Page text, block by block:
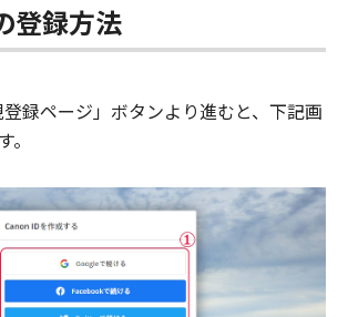
登録方法
登録ページ」ボタンより進むと、下記画